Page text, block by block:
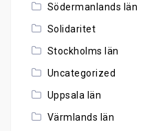
Södermanlands län
Solidaritet
Stockholms län
Uncategorized
Uppsala län
Värmlands län